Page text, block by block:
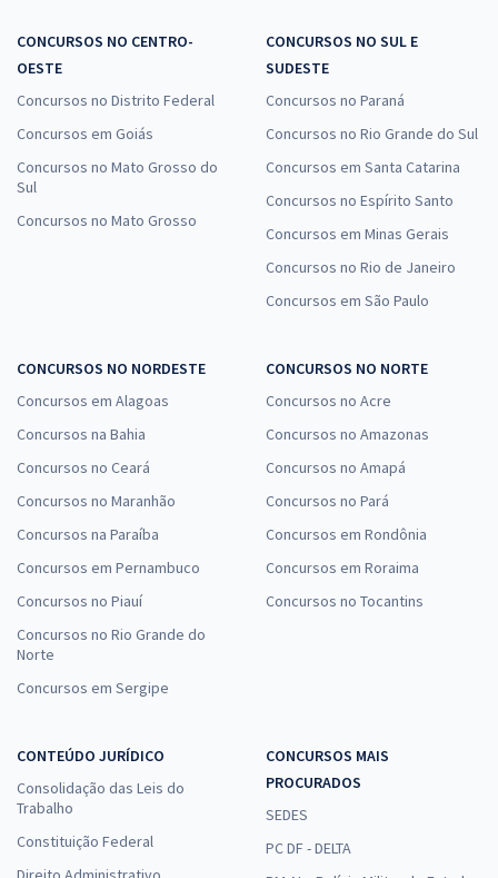
CONCURSOS NO CENTRO-
OESTE
Concursos no Distrito Federal
Concursos em Goiás
Concursos no Mato Grosso do
Sul
Concursos no Mato Grosso
CONCURSOS NO SUL E
SUDESTE
Concursos no Paraná
Concursos no Rio Grande do Sul
Concursos em Santa Catarina
Concursos no Espírito Santo
Concursos em Minas Gerais
Concursos no Rio de Janeiro
Concursos em São Paulo
CONCURSOS NO NORDESTE
Concursos em Alagoas
Concursos na Bahia
Concursos no Ceará
Concursos no Maranhão
Concursos na Paraíba
Concursos em Pernambuco
Concursos no Piauí
Concursos no Rio Grande do
Norte
Concursos em Sergipe
CONCURSOS NO NORTE
Concursos no Acre
Concursos no Amazonas
Concursos no Amapá
Concursos no Pará
Concursos em Rondônia
Concursos em Roraima
Concursos no Tocantins
CONTEÚDO JURÍDICO
Consolidação das Leis do
Trabalho
Constituição Federal
CONCURSOS MAIS
PROCURADOS
SEDES
PC DF - DELTA